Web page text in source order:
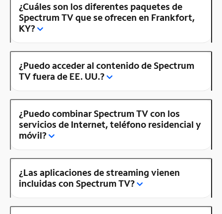
¿Cuáles son los diferentes paquetes de
Spectrum TV que se ofrecen en Frankfort,
KY?
¿Puedo acceder al contenido de Spectrum
TV fuera de EE. UU.?
¿Puedo combinar Spectrum TV con los
servicios de Internet, teléfono residencial y
móvil?
¿Las aplicaciones de streaming vienen
incluidas con Spectrum TV?